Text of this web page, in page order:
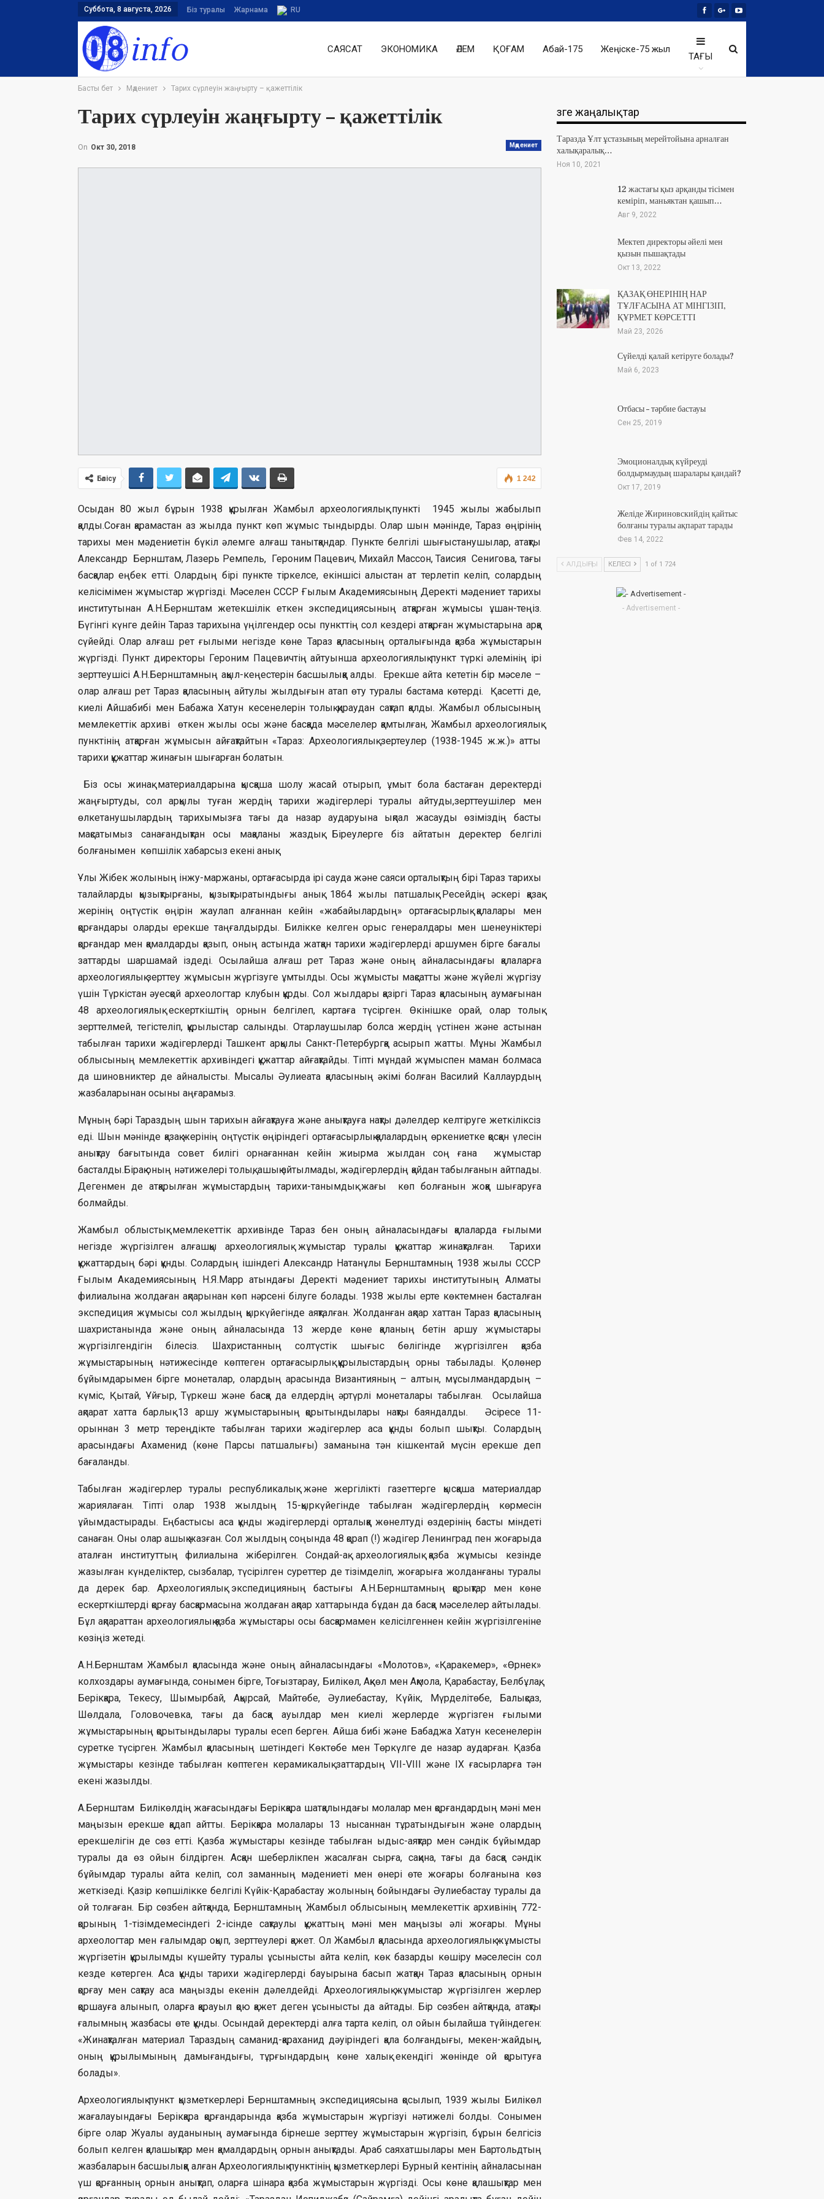
Суббота, 8 августа, 2026 Біз туралы Жарнама RU
САЯСАТ ЭКОНОМИКА ӘЛЕМ ҚОҒАМ Абай-175 Жеңіске-75 жыл
ТАҒЫ
Басты бет Мәдениет Тарих сүрлеуін жаңғырту – қажеттілік
Тарих сүрлеуін жаңғырту – қажеттілік
Мәдениет
On Окт 30, 2018
1 242
Бөлісу
Осыдан 80 жыл бұрын 1938 құрылған Жамбыл археологиялық пункті 1945 жылы жабылып
қалды.Соған қарамастан аз жылда пункт көп жұмыс тындырды. Олар шын мәнінде, Тараз өңірінің
тарихы мен мәдениетін бүкіл әлемге алғаш танытқандар. Пункте белгілі шығыстанушылар, атақты
Александр Бернштам, Лазерь Ремпель, Героним Пацевич, Михайл Массон, Таисия Сенигова, тағы
басқалар еңбек етті. Олардың бірі пункте тіркелсе, екіншісі алыстан ат терлетіп келіп, солардың
келісімімен жұмыстар жүргізді. Мәселен СССР Ғылым Академиясының Деректі мәдениет тарихы
институтынан А.Н.Бернштам жетекшілік еткен экспедициясының атқарған жұмысы ұшан-теңіз.
Бүгінгі күнге дейін Тараз тарихына үңілгендер осы пункттің сол кездері атқарған жұмыстарына арқа
сүйейді. Олар алғаш рет ғылыми негізде көне Тараз қаласының орталығында қазба жұмыстарын
жүргізді. Пункт директоры Героним Пацевичтің айтуынша археологиялық пункт түркі әлемінің ірі
зерттеушісі А.Н.Бернштамның ақыл-кеңестерін басшылыққа алды. Ерекше айта кететін бір мәселе –
олар алғаш рет Тараз қаласының айтулы жылдығын атап өту туралы бастама көтерді. Қасетті де,
киелі Айшабибі мен Бабажа Хатун кесенелерін толық қираудан сақтап қалды. Жамбыл облысының
мемлекеттік архиві өткен жылы осы және басқада мәселелер қамтылған, Жамбыл археологиялық
пунктінің атқарған жұмысын айғақтайтын «Тараз: Археологиялық зертеулер (1938-1945 ж.ж.)» атты
тарихи құжаттар жинағын шығарған болатын.
Біз осы жинақ материалдарына қысқаша шолу жасай отырып, ұмыт бола бастаған деректерді
жаңғыртуды, сол арқылы туған жердің тарихи жәдігерлері туралы айтуды,зерттеушілер мен
өлкетанушылардың тарихымызға тағы да назар аударуына ықпал жасауды өзіміздің басты
мақсатымыз санағандықтан осы мақаланы жаздық. Біреулерге біз айтатын деректер белгілі
болғанымен көпшілік хабарсыз екені анық.
Ұлы Жібек жолының інжу-маржаны, ортағасырда ірі сауда және саяси орталықтың бірі Тараз тарихы
талайларды қызықтырғаны, қызықтыратындығы анық. 1864 жылы патшалық Ресейдің әскері қазақ
жерінің оңтүстік өңірін жаулап алғаннан кейін «жабайылардың» ортағасырлық қалалары мен
қорғандары оларды ерекше таңғалдырды. Билікке келген орыс генералдары мен шенеуніктері
қорғандар мен қамалдарды қазып, оның астында жатқан тарихи жәдігерлерді аршумен бірге бағалы
заттарды шаршамай іздеді. Осылайша алғаш рет Тараз және оның айналасындағы қалаларға
археологиялық зерттеу жұмысын жүргізуге ұмтылды. Осы жұмысты мақсатты және жүйелі жүргізу
үшін Түркістан әуесқой археологтар клубын құрды. Сол жылдары қазіргі Тараз қаласының аумағынан
48 археологиялық ескерткіштің орнын белгілеп, картаға түсірген. Өкінішке орай, олар толық
зерттелмей, тегістеліп, құрылыстар салынды. Отарлаушылар болса жердің үстінен және астынан
табылған тарихи жәдігерлерді Ташкент арқылы Санкт-Петербургқа асырып жатты. Мұны Жамбыл
облысының мемлекеттік архивіндегі құжаттар айғақтайды. Тіпті мұндай жұмыспен маман болмаса
да шиновниктер де айналысты. Мысалы Әулиеата қаласының әкімі болған Василий Каллаурдың
жазбаларынан осыны аңғарамыз.
Мұның бәрі Тараздың шын тарихын айғақтауға және анықтауға нақты дәлелдер келтіруге жеткіліксіз
еді. Шын мәнінде қазақ жерінің оңтүстік өңіріндегі ортағасырлық қалалардың өркениетке қосқан үлесін
анықтау бағытында совет билігі орнағаннан кейін жиырма жылдан соң ғана жұмыстар
басталды.Бірақ оның нәтижелері толық, ашық айтылмады, жәдігерлердің қайдан табылғанын айтпады.
Дегенмен де атқарылған жұмыстардың тарихи-танымдық жағы көп болғанын жоққа шығаруға
болмайды.
Жамбыл облыстық мемлекеттік архивінде Тараз бен оның айналасындағы қалаларда ғылыми
негізде жүргізілген алғашқы археологиялық жұмыстар туралы құжаттар жинақталған. Тарихи
құжаттардың бәрі құнды. Солардың ішіндегі Александр Натанұлы Бернштамның 1938 жылы СССР
Ғылым Академиясының Н.Я.Марр атындағы Деректі мәдениет тарихы институтының Алматы
филиалына жолдаған ақпарынан көп нәрсені білуге болады. 1938 жылы ерте көктемнен басталған
экспедиция жұмысы сол жылдың қыркүйегінде аяқталған. Жолданған ақпар хаттан Тараз қаласының
шахристанында және оның айналасында 13 жерде көне қаланың бетін аршу жұмыстары
жүргізілгендігін білесіз. Шахристанның солтүстік шығыс бөлігінде жүргізілген қазба
жұмыстарының нәтижесінде көптеген ортағасырлық құрылыстардың орны табылады. Қолөнер
бұйымдарымен бірге монеталар, олардың арасында Византияның – алтын, мұсылмандардың –
күміс, Қытай, Ұйғыр, Түркеш және басқа да елдердің әртүрлі монеталары табылған. Осылайша
ақпарат хатта барлық 13 аршу жұмыстарының қорытындылары нақты баяндалды. Әсіресе 11-
орыннан 3 метр тереңдікте табылған тарихи жәдігерлер аса құнды болып шықты. Солардың
арасындағы Ахаменид (көне Парсы патшалығы) заманына тән кішкентай мүсін ерекше деп
бағаланды.
Табылған жәдігерлер туралы республикалық және жергілікті газеттерге қысқаша материалдар
жариялаған. Тіпті олар 1938 жылдың 15-қыркүйегінде табылған жәдігерлердің көрмесін
ұйымдастырады. Еңбастысы аса құнды жәдігерлерді орталыққа жөнелтуді өздерінің басты міндеті
санаған. Оны олар ашық жазған. Сол жылдың соңында 48 қорап (!) жәдігер Ленинград пен жоғарыда
аталған институттың филиалына жіберілген. Сондай-ақ археологиялық қазба жұмысы кезінде
жазылған күнделіктер, сызбалар, түсірілген суреттер де тізімделіп, жоғарыға жолданғаны туралы
да дерек бар. Археологиялық экспедицияның бастығы А.Н.Бернштамның қорықтар мен көне
ескерткіштерді қорғау басқармасына жолдаған ақпар хаттарында бұдан да басқа мәселелер айтылады.
Бұл ақпараттан археологиялық қазба жұмыстары осы басқармамен келісілгеннен кейін жүргізілгеніне
көзіңіз жетеді.
А.Н.Бернштам Жамбыл қаласында және оның айналасындағы «Молотов», «Қаракемер», «Өрнек»
колхоздары аумағында, сонымен бірге, Тоғызтарау, Билікөл, Ақкөл мен Ақмола, Қарабастау, Белбұлақ,
Берікқара, Текесу, Шымырбай, Ақырсай, Майтөбе, Әулиебастау, Күйік, Мүрделітөбе, Балықсаз,
Шөлдала, Головочевка, тағы да басқа ауылдар мен киелі жерлерде жүргізген ғылыми
жұмыстарының қорытындылары туралы есеп берген. Айша бибі және Бабаджа Хатун кесенелерін
суретке түсірген. Жамбыл қаласының шетіндегі Көктөбе мен Төркүлге де назар аударған. Қазба
жұмыстары кезінде табылған көптеген керамикалық заттардың VII-VIII және IX ғасырларға тән
екені жазылды.
А.Бернштам Билікөлдің жағасындағы Берікқара шатқалындағы молалар мен қорғандардың мәні мен
маңызын ерекше қадап айтты. Берікқара молалары 13 нысаннан тұратындығын және олардың
ерекшелігін де сөз етті. Қазба жұмыстары кезінде табылған ыдыс-аяқтар мен сәндік бұйымдар
туралы да өз ойын білдірген. Асқан шеберлікпен жасалған сырға, сақина, тағы да басқа сәндік
бұйымдар туралы айта келіп, сол заманның мәдениеті мен өнері өте жоғары болғанына көз
жеткізеді. Қазір көпшілікке белгілі Күйік-Қарабастау жолының бойындағы Әулиебастау туралы да
ой толғаған. Бір сөзбен айтқанда, Бернштамның Жамбыл облысының мемлекеттік архивінің 772-
қорының 1-тізімдемесіндегі 2-ісінде сақтаулы құжаттың мәні мен маңызы әлі жоғары. Мұны
археологтар мен ғалымдар оқып, зерттеулері қажет. Ол Жамбыл қаласында археологиялық жұмысты
жүргізетін құрылымды күшейту туралы ұсынысты айта келіп, көк базарды көшіру мәселесін сол
кезде көтерген. Аса құнды тарихи жәдігерлерді бауырына басып жатқан Тараз қаласының орнын
қорғау мен сақтау аса маңызды екенін дәлелдейді. Археологиялық жұмыстар жүргізілген жерлер
қоршауға алынып, оларға қарауыл қою қажет деген ұсынысты да айтады. Бір сөзбен айтқанда, атақты
ғалымның жазбасы өте құнды. Осындай деректерді алға тарта келіп, ол ойын былайша түйіндеген:
«Жинақталған материал Тараздың саманид-қараханид дәуіріндегі қала болғандығы, мекен-жайдың,
оның құрылымының дамығандығы, тұрғындардың көне халық екендігі жөнінде ой қорытуға
болады».
Археологиялық пункт қызметкерлері Бернштамның экспедициясына қосылып, 1939 жылы Билікөл
жағалауындағы Берікқара қорғандарында қазба жұмыстарын жүргізуі нәтижелі болды. Сонымен
бірге олар Жуалы ауданының аумағында бірнеше зерттеу жұмыстарын жүргізіп, бұрын белгісіз
болып келген қалашықтар мен қамалдардың орнын анықтады. Араб саяхатшылары мен Бартольдтың
жазбаларын басшылыққа алған Археологиялық пунктінің қызметкерлері Бурный кентінің айналасынан
үш қорғанның орнын анықтап, оларға шінара қазба жұмыстарын жүргізді. Осы көне қалашықтар мен
Өзге жаңалықтар
Таразда Ұлт ұстазының мерейтойына арналған
халықаралық…
Ноя 10, 2021
12 жастағы қыз арқанды тісімен
кеміріп, маньяктан қашып…
Авг 9, 2022
Мектеп директоры әйелі мен
қызын пышақтады
Окт 13, 2022
ҚАЗАҚ ӨНЕРІНІҢ НАР
ТҰЛҒАСЫНА АТ МІНГІЗІП,
ҚҰРМЕТ КӨРСЕТТІ
Май 23, 2026
Сүйелді қалай кетіруге болады?
Май 6, 2023
Отбасы – тәрбие бастауы
Сен 25, 2019
Эмоционалдық күйреуді
болдырмаудың шаралары қандай?
Окт 17, 2019
Желіде Жириновскийдің қайтыс
болғаны туралы ақпарат тарады
Фев 14, 2022
АЛДЫҢҒЫ КЕЛЕСІ 1 of 1 724
- Advertisement -